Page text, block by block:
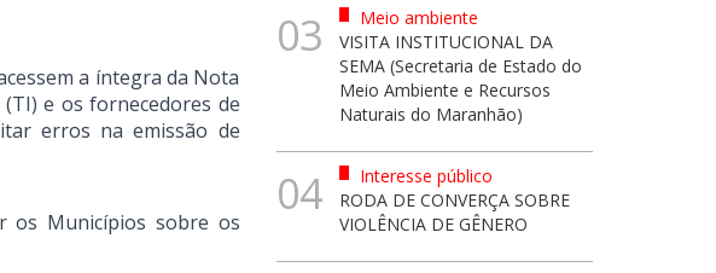
a íntegra da Nota
e os fornecedores de
erros na emissão de
os Municípios sobre os
03
Meio ambiente
VISITA INSTITUCIONAL DA
SEMA (Secretaria de Estado do
Meio Ambiente e Recursos
Naturais do Maranhão)
04
Interesse público
RODA DE CONVERÇA SOBRE
VIOLÊNCIA DE GÊNERO